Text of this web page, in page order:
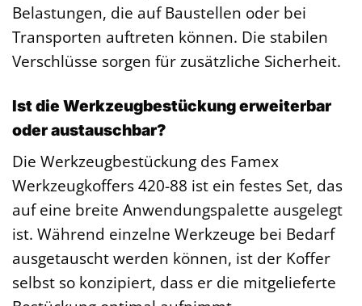
Belastungen, die auf Baustellen oder bei
Transporten auftreten können. Die stabilen
Verschlüsse sorgen für zusätzliche Sicherheit.
Ist die Werkzeugbestückung erweiterbar
oder austauschbar?
Die Werkzeugbestückung des Famex
Werkzeugkoffers 420-88 ist ein festes Set, das
auf eine breite Anwendungspalette ausgelegt
ist. Während einzelne Werkzeuge bei Bedarf
ausgetauscht werden können, ist der Koffer
selbst so konzipiert, dass er die mitgelieferte